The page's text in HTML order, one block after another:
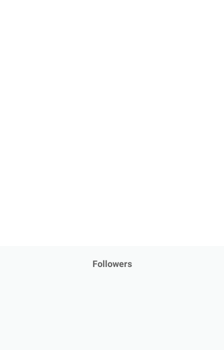
Followers